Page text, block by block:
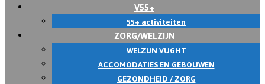
V55+
55+ activiteiten
ZORG/WELZIJN
WELZIJN VUGHT
ACCOMODATIES EN GEBOUWEN
GEZONDHEID / ZORG